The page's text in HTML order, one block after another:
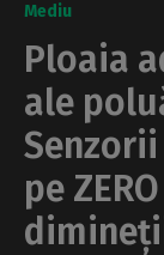
Mediu
Ploaia
ale
pe